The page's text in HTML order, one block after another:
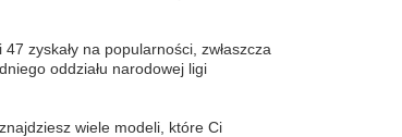
zyskały na popularności, zwłaszcza
oddziału narodowej ligi
wiele modeli, które Ci